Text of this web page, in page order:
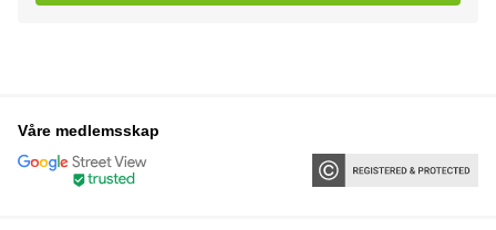
Våre medlemsskap